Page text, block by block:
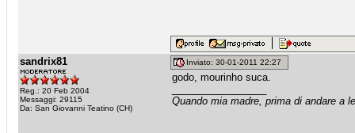
sandrix81
Reg.: 20 Feb 2004
Messaggi: 29115
Da: San Giovanni Teatino (CH)
Inviato: 30-01-2011 22:27
godo, mourinho suca.
Quando mia madre, prima di andare a